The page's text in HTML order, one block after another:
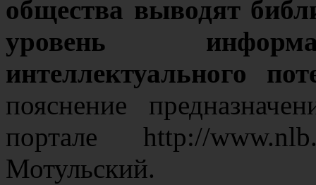
общества выводят
уровень
интеллектуального
пояснение
портале http://
Мотульский.